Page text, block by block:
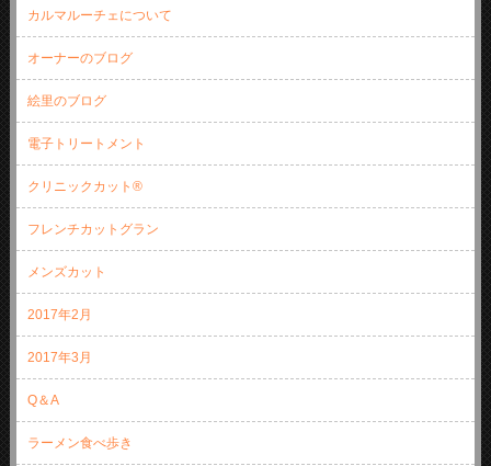
カルマルーチェについて
オーナーのブログ
絵里のブログ
電子トリートメント
クリニックカット®
フレンチカットグラン
メンズカット
2017年2月
2017年3月
Q＆A
ラーメン食べ歩き